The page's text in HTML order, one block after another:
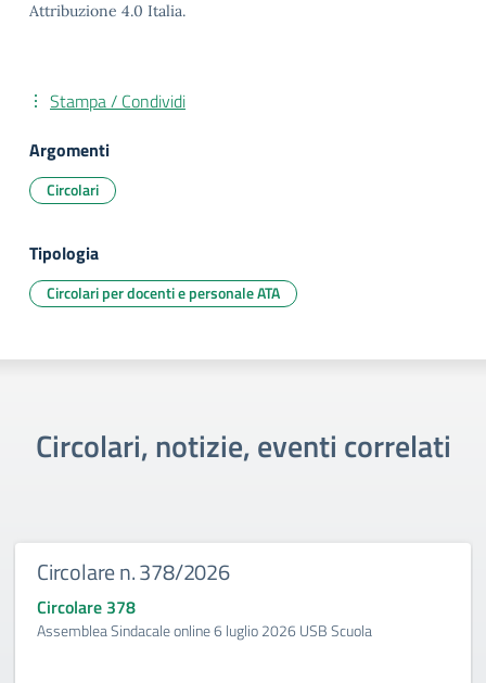
Attribuzione 4.0 Italia.
Stampa / Condividi
Argomenti
Circolari
Tipologia
Circolari per docenti e personale ATA
Circolari, notizie, eventi correlati
Circolare n. 378/2026
Circolare 378
Assemblea Sindacale online 6 luglio 2026 USB Scuola